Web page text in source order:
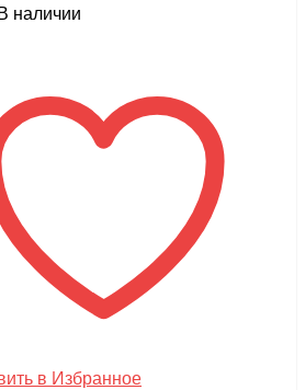
В наличии
в Избранное